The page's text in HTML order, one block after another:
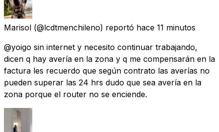
Marisol (@lcdtmenchileno) reportó hace 11 minutos
@yoigo sin internet y necesito continuar trabajando,
dicen q hay avería en la zona y q me compensarán en la
factura les recuerdo que según contrato las averías no
pueden superar las 24 hrs dudo que sea avería en la
zona porque el router no se enciende.